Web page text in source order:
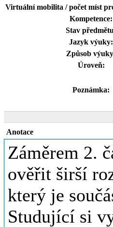
Virtuální mobilita / počet míst
Kompetence:
Stav
Jazyk výuky:
Způsob
Úroveň:
Poznámka:
Anotace
Záměrem 2.
ověřit širší
který je
Studující si